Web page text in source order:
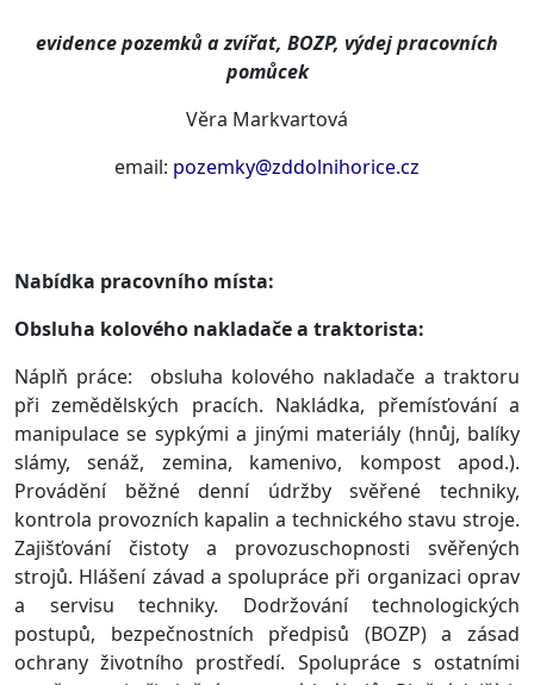
evidence pozemků a zvířat, BOZP, výdej pracovních
pomůcek
Věra Markvartová
email: pozemky@zddolnihorice.cz
Nabídka pracovního místa:
Obsluha kolového nakladače a traktorista:
Náplň práce: obsluha kolového nakladače a traktoru
při zemědělských pracích. Nakládka, přemísťování a
manipulace se sypkými a jinými materiály (hnůj, balíky
slámy, senáž, zemina, kamenivo, kompost apod.).
Provádění běžné denní údržby svěřené techniky,
kontrola provozních kapalin a technického stavu stroje.
Zajišťování čistoty a provozuschopnosti svěřených
strojů. Hlášení závad a spolupráce při organizaci oprav
a servisu techniky. Dodržování technologických
postupů, bezpečnostních předpisů (BOZP) a zásad
ochrany životního prostředí. Spolupráce s ostatními